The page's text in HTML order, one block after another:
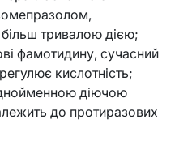
більш тривалою дією;
фамотидину, сучасний
кислотність;
діючою
до протиразових